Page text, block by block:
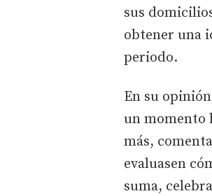
sus
obtener una
periodo.
En su
un momento
más,
evaluasen
suma,